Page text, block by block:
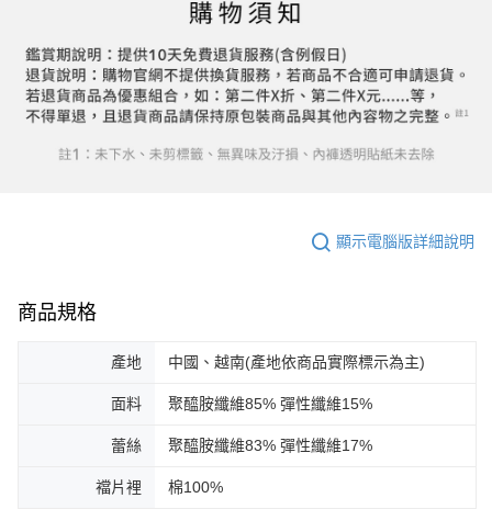
顯示電腦版詳細說明
商品規格
產地 中國、越南(產地依商品實際標示為主)
面料 聚醯胺纖維85% 彈性纖維15%
蕾絲 聚醯胺纖維83% 彈性纖維17%
襠片裡 棉100%